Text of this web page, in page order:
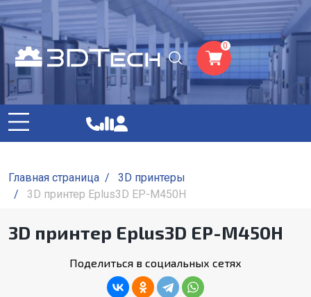
0
Главная страница /
3D принтеры
/
3D принтер Eplus3D EP-M450H
3D принтер Eplus3D EP-M450H
Поделиться в социальных сетях